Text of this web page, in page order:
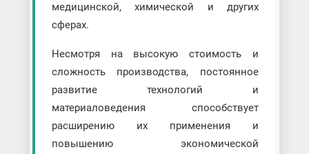
медицинской, химической и других
сферах.
Несмотря на высокую стоимость и
сложность производства, постоянное
развитие технологий и
материаловедения способствует
расширению их применения и
повышению экономической